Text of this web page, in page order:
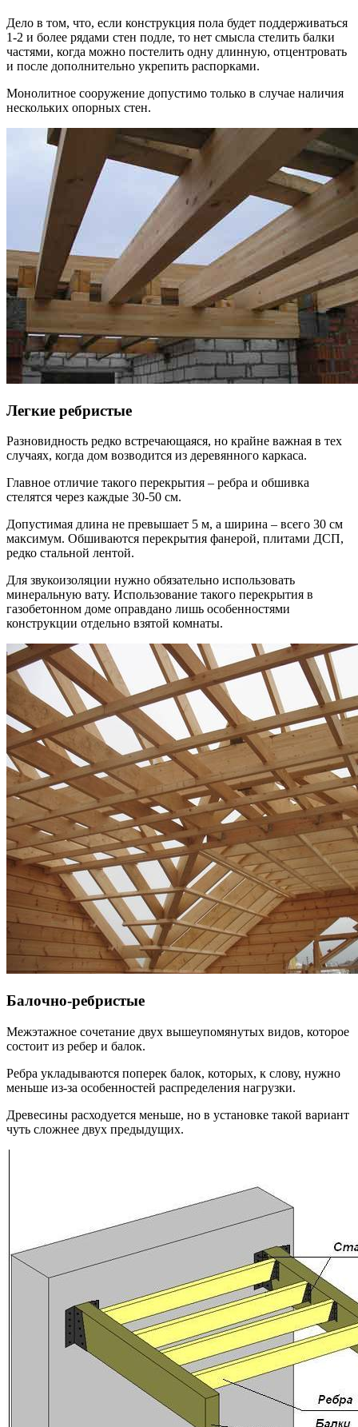
Дело в том, что, если конструкция пола будет поддерживаться
1-2 и более рядами стен подле, то нет смысла стелить балки
частями, когда можно постелить одну длинную, отцентровать
и после дополнительно укрепить распорками.
Монолитное сооружение допустимо только в случае наличия
нескольких опорных стен.
Легкие ребристые
Разновидность редко встречающаяся, но крайне важная в тех
случаях, когда дом возводится из деревянного каркаса.
Главное отличие такого перекрытия – ребра и обшивка
стелятся через каждые 30-50 см.
Допустимая длина не превышает 5 м, а ширина – всего 30 см
максимум. Обшиваются перекрытия фанерой, плитами ДСП,
редко стальной лентой.
Для звукоизоляции нужно обязательно использовать
минеральную вату. Использование такого перекрытия в
газобетонном доме оправдано лишь особенностями
конструкции отдельно взятой комнаты.
Балочно-ребристые
Межэтажное сочетание двух вышеупомянутых видов, которое
состоит из ребер и балок.
Ребра укладываются поперек балок, которых, к слову, нужно
меньше из-за особенностей распределения нагрузки.
Древесины расходуется меньше, но в установке такой вариант
чуть сложнее двух предыдущих.